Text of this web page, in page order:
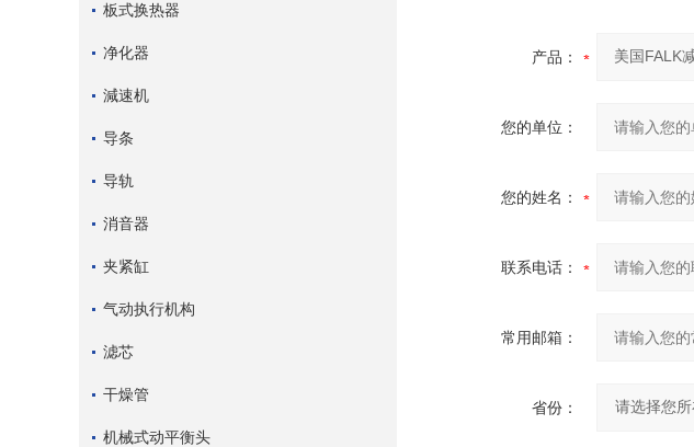
板式换热器
净化器
減速机
导条
导轨
消音器
夹紧缸
气动执行机构
滤芯
干燥管
机械式动平衡头
产品：
您的单位：
您的姓名：
联系电话：
常用邮箱：
省份：